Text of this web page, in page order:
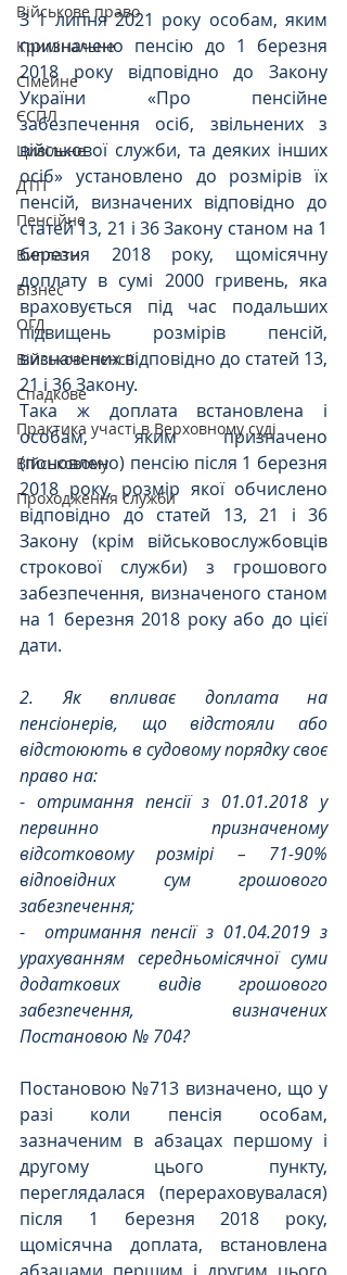
Військове право
Кримінальне
Сімейне
ЄСПЛ
Цивільне
ДТП
Пенсійне
Виплати
Бізнес
ОГД
Військові пенсії
Спадкове
Практика участі в Верховному суді
Військовому
Проходження служби
З 1 липня 2021 року особам, яким
призначено пенсію до 1 березня
2018 року відповідно до Закону
України «Про пенсійне
забезпечення осіб, звільнених з
військової служби, та деяких інших
осіб» установлено до розмірів їх
пенсій, визначених відповідно до
статей 13, 21 і 36 Закону станом на 1
березня 2018 року, щомісячну
доплату в сумі 2000 гривень, яка
враховується під час подальших
підвищень розмірів пенсій,
визначених відповідно до статей 13,
21 і 36 Закону.
Така ж доплата встановлена і
особам, яким призначено
(поновлено) пенсію після 1 березня
2018 року, розмір якої обчислено
відповідно до статей 13, 21 і 36
Закону (крім військовослужбовців
строкової служби) з грошового
забезпечення, визначеного станом
на 1 березня 2018 року або до цієї
дати.
2. Як впливає доплата на
пенсіонерів, що відстояли або
відстоюють в судовому порядку своє
право на:
- отримання пенсії з 01.01.2018 у
первинно призначеному
відсотковому розмірі – 71-90%
відповідних сум грошового
забезпечення;
-
отримання пенсії з 01.04.2019 з
урахуванням середньомісячної суми
додаткових видів грошового
забезпечення, визначених
Постановою № 704?
Постановою №713 визначено, що у
разі коли пенсія особам,
зазначеним в абзацах першому і
другому цього пункту,
переглядалася (перераховувалася)
після 1 березня 2018 року,
щомісячна доплата, встановлена